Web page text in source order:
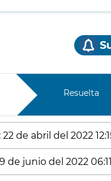
Resuelta
de abril del 2022
de junio del 2022